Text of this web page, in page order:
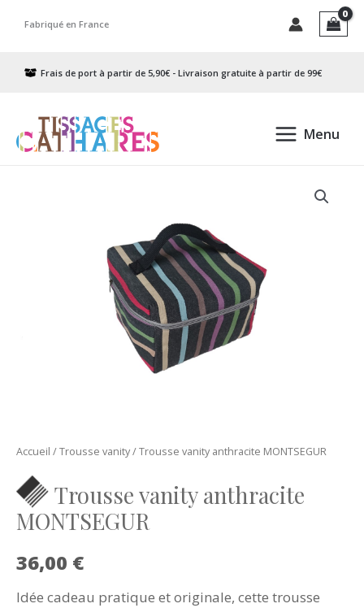
Fabriqué en France
Frais de port à partir de 5,90€ - Livraison gratuite à partir de 99€
Menu
Accueil /Trousse vanity/ Trousse vanity anthracite MONTSEGUR
Trousse vanity anthracite
MONTSEGUR
36,00 €
Idée cadeau pratique et originale, cette trousse